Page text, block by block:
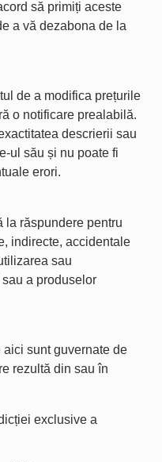
să primiți aceste
a vă dezabona de la
de a modifica prețurile
o notificare prealabilă.
descrierii sau
ul său și nu poate fi
erori.
la răspundere pentru
indirecte, accidentale
sau
a produselor
sunt guvernate de
rezultă din sau în
exclusive a